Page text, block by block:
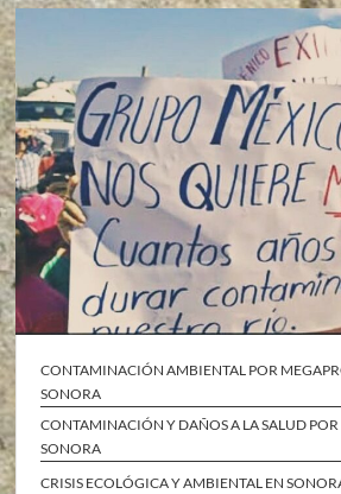
CONTAMINACIÓN AMBIENTAL POR
SONORA
CONTAMINACIÓN Y DAÑOS A LA SALUD
SONORA
CRISIS ECOLÓGICA Y AMBIENTAL EN